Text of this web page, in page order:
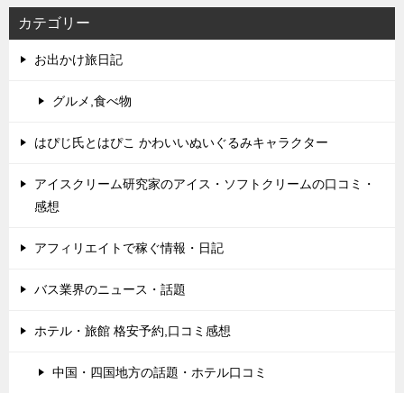
カテゴリー
お出かけ旅日記
グルメ,食べ物
はぴじ氏とはぴこ かわいいぬいぐるみキャラクター
アイスクリーム研究家のアイス・ソフトクリームの口コミ・
感想
アフィリエイトで稼ぐ情報・日記
バス業界のニュース・話題
ホテル・旅館 格安予約,口コミ感想
中国・四国地方の話題・ホテル口コミ